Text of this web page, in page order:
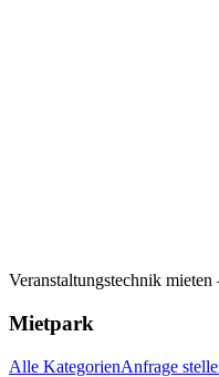
Veranstaltungstechnik
Mietpark
Alle KategorienAnfrage